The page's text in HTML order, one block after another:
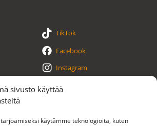
sivusto käyttää
käytämme teknologioita, kuten
TikTok
Facebook
Instagram
YouTube